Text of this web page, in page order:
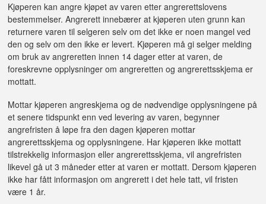
Kjøperen kan angre kjøpet av varen etter angrerettslovens
bestemmelser. Angrerett innebærer at kjøperen uten grunn kan
returnere varen til selgeren selv om det ikke er noen mangel ved
den og selv om den ikke er levert. Kjøperen må gi selger melding
om bruk av angreretten innen 14 dager etter at varen, de
foreskrevne opplysninger om angreretten og angrerettsskjema er
mottatt.
Mottar kjøperen angreskjema og de nødvendige opplysningene på
et senere tidspunkt enn ved levering av varen, begynner
angrefristen å løpe fra den dagen kjøperen mottar
angrerettsskjema og opplysningene. Har kjøperen ikke mottatt
tilstrekkelig informasjon eller angrerettsskjema, vil angrefristen
likevel gå ut 3 måneder etter at varen er mottatt. Dersom kjøperen
ikke har fått informasjon om angrerett i det hele tatt, vil fristen
være 1 år.